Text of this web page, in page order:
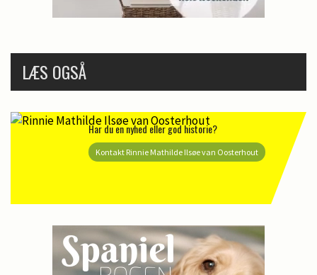
LÆS OGSÅ
Har du en nyhed eller god historie?
Kontakt Rinnie Mathilde Ilsøe van Oosterhout